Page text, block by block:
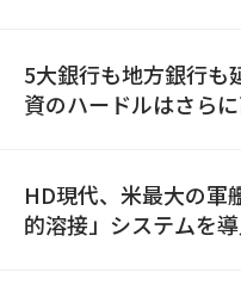
5大銀行も地方銀行
資のハードルはさらに
HD現代、米最大の軍
的溶接」システムを